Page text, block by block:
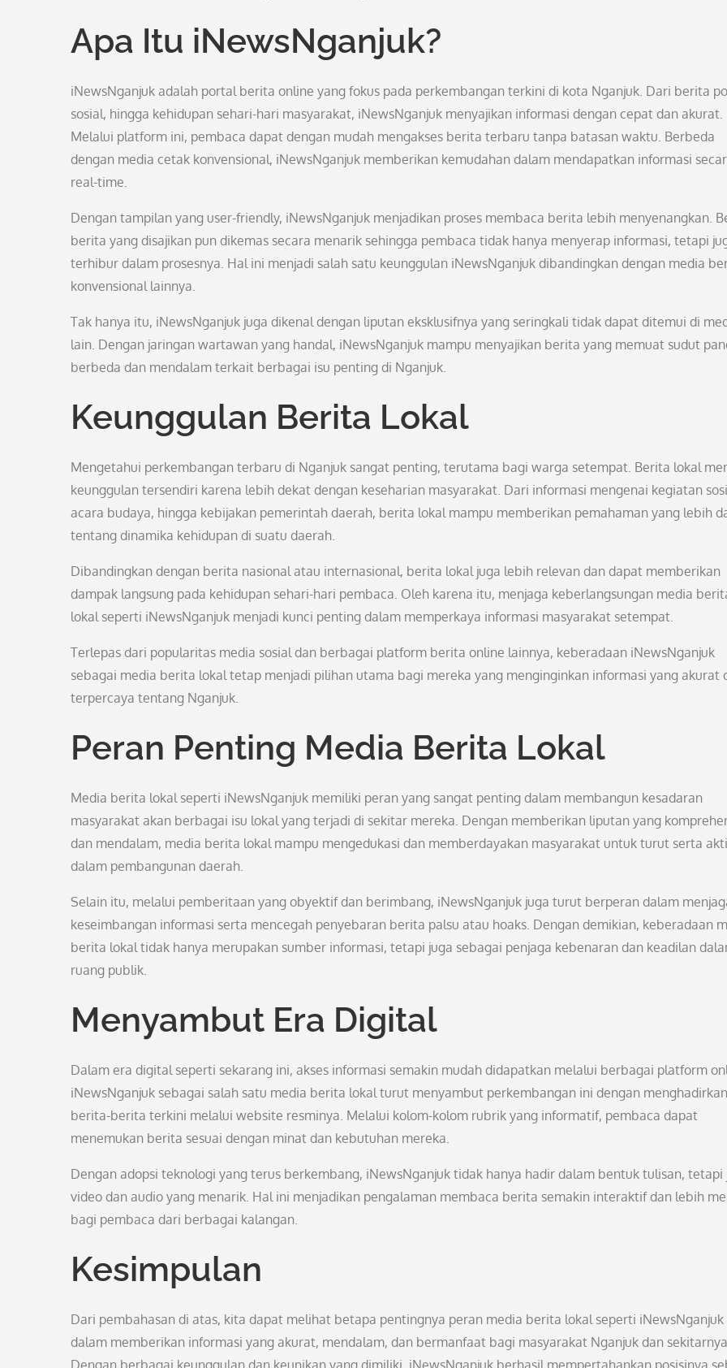
Apa Itu iNewsNganjuk?
iNewsNganjuk adalah portal berita online yang fokus pada perkembangan terkini di kota Nganjuk. Dari berita
sosial, hingga kehidupan sehari-hari masyarakat, iNewsNganjuk menyajikan informasi dengan cepat dan akurat.
Melalui platform ini, pembaca dapat dengan mudah mengakses berita terbaru tanpa batasan waktu. Berbeda
dengan media cetak konvensional, iNewsNganjuk memberikan kemudahan dalam mendapatkan informasi
real-time.
Dengan tampilan yang user-friendly, iNewsNganjuk menjadikan proses membaca berita lebih menyenangkan.
berita yang disajikan pun dikemas secara menarik sehingga pembaca tidak hanya menyerap informasi, tetapi
terhibur dalam prosesnya. Hal ini menjadi salah satu keunggulan iNewsNganjuk dibandingkan dengan media
konvensional lainnya.
Tak hanya itu, iNewsNganjuk juga dikenal dengan liputan eksklusifnya yang seringkali tidak dapat ditemui di
lain. Dengan jaringan wartawan yang handal, iNewsNganjuk mampu menyajikan berita yang memuat sudut
berbeda dan mendalam terkait berbagai isu penting di Nganjuk.
Keunggulan Berita Lokal
Mengetahui perkembangan terbaru di Nganjuk sangat penting, terutama bagi warga setempat. Berita lokal
keunggulan tersendiri karena lebih dekat dengan keseharian masyarakat. Dari informasi mengenai kegiatan
acara budaya, hingga kebijakan pemerintah daerah, berita lokal mampu memberikan pemahaman yang lebih
tentang dinamika kehidupan di suatu daerah.
Dibandingkan dengan berita nasional atau internasional, berita lokal juga lebih relevan dan dapat memberikan
dampak langsung pada kehidupan sehari-hari pembaca. Oleh karena itu, menjaga keberlangsungan media
lokal seperti iNewsNganjuk menjadi kunci penting dalam memperkaya informasi masyarakat setempat.
Terlepas dari popularitas media sosial dan berbagai platform berita online lainnya, keberadaan iNewsNganjuk
sebagai media berita lokal tetap menjadi pilihan utama bagi mereka yang menginginkan informasi yang akurat
terpercaya tentang Nganjuk.
Peran Penting Media Berita Lokal
Media berita lokal seperti iNewsNganjuk memiliki peran yang sangat penting dalam membangun kesadaran
masyarakat akan berbagai isu lokal yang terjadi di sekitar mereka. Dengan memberikan liputan yang
dan mendalam, media berita lokal mampu mengedukasi dan memberdayakan masyarakat untuk turut serta
dalam pembangunan daerah.
Selain itu, melalui pemberitaan yang obyektif dan berimbang, iNewsNganjuk juga turut berperan dalam
keseimbangan informasi serta mencegah penyebaran berita palsu atau hoaks. Dengan demikian, keberadaan
berita lokal tidak hanya merupakan sumber informasi, tetapi juga sebagai penjaga kebenaran dan keadilan
ruang publik.
Menyambut Era Digital
Dalam era digital seperti sekarang ini, akses informasi semakin mudah didapatkan melalui berbagai platform
iNewsNganjuk sebagai salah satu media berita lokal turut menyambut perkembangan ini dengan menghadirkan
berita-berita terkini melalui website resminya. Melalui kolom-kolom rubrik yang informatif, pembaca dapat
menemukan berita sesuai dengan minat dan kebutuhan mereka.
Dengan adopsi teknologi yang terus berkembang, iNewsNganjuk tidak hanya hadir dalam bentuk tulisan, tetapi
video dan audio yang menarik. Hal ini menjadikan pengalaman membaca berita semakin interaktif dan lebih
bagi pembaca dari berbagai kalangan.
Kesimpulan
Dari pembahasan di atas, kita dapat melihat betapa pentingnya peran media berita lokal seperti iNewsNganjuk
dalam memberikan informasi yang akurat, mendalam, dan bermanfaat bagi masyarakat Nganjuk dan
Dengan berbagai keunggulan dan keunikan yang dimiliki, iNewsNganjuk berhasil mempertahankan posisinya